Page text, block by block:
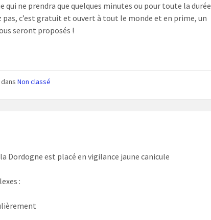
qui ne prendra que quelques minutes ou pour toute la durée
pas, c’est gratuit et ouvert à tout le monde et en prime, un
seront proposés !
dansNon classé
Dordogne est placé en vigilance jaune canicule
: